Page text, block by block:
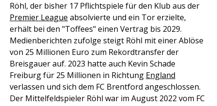
Röhl, der bisher 17 Pflichtspiele für den Klub aus der
Premier League absolvierte und ein Tor erzielte,
erhält bei den "Toffees" einen Vertrag bis 2029.
Medienberichten zufolge steigt Röhl mit einer Ablöse
von 25 Millionen Euro zum Rekordtransfer der
Breisgauer auf. 2023 hatte auch Kevin Schade
Freiburg für 25 Millionen in Richtung England
verlassen und sich dem FC Brentford angeschlossen.
Der Mittelfeldspieler Röhl war im August 2022 vom FC